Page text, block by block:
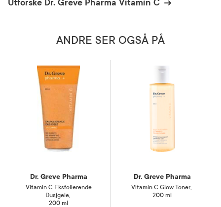
Utforske Dr. Greve Pharma Vitamin C
ANDRE SER OGSÅ PÅ
Dr. Greve Pharma
Vitamin C Eksfolierende
Dusjgele,
200 ml
Dr. Greve Pharma
Vitamin C Glow Toner,
200 ml